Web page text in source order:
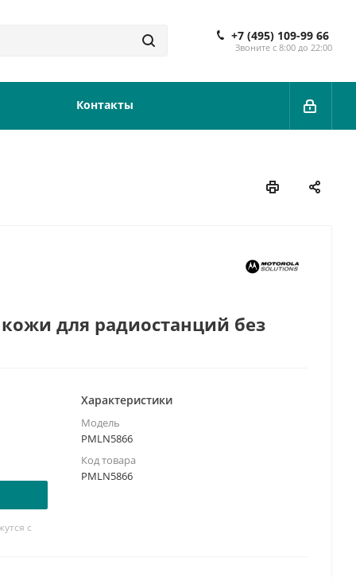
+7 (495) 109-99 66
Звоните с 8:00 до 22:00
Контакты
для радиостанций без
3" на ремень на шарнире
с
Характеристики
Модель
PMLN5866
Код товара
PMLN5866